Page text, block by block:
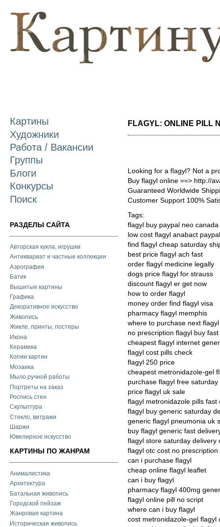
Картины
Художники
Работа / Вакансии
Группы
Блоги
Конкурсы
Поиск
РАЗДЕЛЫ САЙТА
Авторская кукла, игрушки
Антиквариат и частные коллекции
Аэрография
Батик
Вышитые картины
Графика
Декоративное искусство
Живопись
Жикле, принты, постеры
Икона
Керамика
Копии картин
Мозаика
Мыло ручной работы
Портреты на заказ
Роспись стен
Скульптура
Стекло, витражи
Шаржи
Ювелирное искусство
КАРТИНЫ ПО ЖАНРАМ
Анималистика
Архитектура
Батальная живопись
Городской пейзаж
Жанровая картина
Историческая живопись
FLAGYL: ONLINE PILL
Looking for a flagyl? Not a
Buy flagyl online ==> http://
Guaranteed Worldwide
Customer Support 100%
Tags:
flagyl buy paypal neo canada
low cost flagyl anabact paypal
find flagyl cheap saturday
best price flagyl ach fast
order flagyl medicine legally
dogs price flagyl for strauss
discount flagyl er get now
how to order flagyl
money order find flagyl visa
pharmacy flagyl memphis
where to purchase next flagyl
no prescription flagyl buy fast
cheapest flagyl internet
flagyl cost pills check
flagyl 250 price
cheapest metronidazole-gel
purchase flagyl free saturday
price flagyl uk sale
flagyl metronidazole pills fast
flagyl buy generic saturday
generic flagyl pneumonia uk
buy flagyl generic fast
flagyl store saturday delivery
flagyl otc cost no prescription
can i purchase flagyl
cheap online flagyl leaflet
can i buy flagyl
pharmacy flagyl 400mg
flagyl online pill no script
where can i buy flagyl
cost metronidazole-gel flagyl